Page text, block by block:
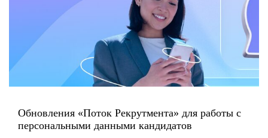
Обновления «Поток Рекрутмента» для работы с
персональными данными кандидатов